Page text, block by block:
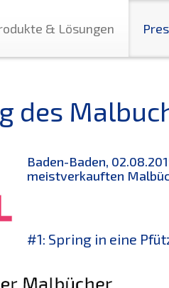
& Lösungen
des
Baden-Baden,
meistverkauften
#1: Spring in eine